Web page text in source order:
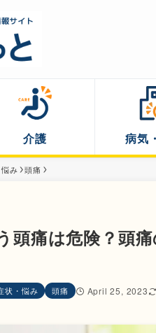
介護 病気
み 頭痛
頭痛は危険？頭
状・悩み 頭痛 April 25, 2023